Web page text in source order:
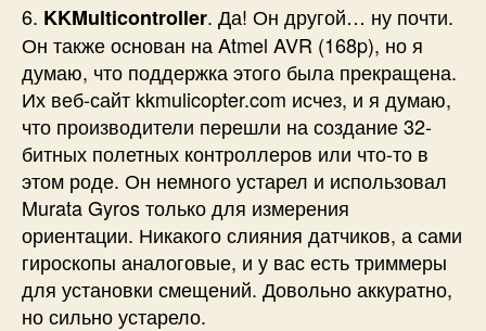
6. KKMulticontroller. Да! Он другой… ну почти.
Он также основан на Atmel AVR (168p), но я
думаю, что поддержка этого была прекращена.
Их веб-сайт kkmulicopter.com исчез, и я думаю,
что производители перешли на создание 32-
битных полетных контроллеров или что-то в
этом роде. Он немного устарел и использовал
Murata Gyros только для измерения
ориентации. Никакого слияния датчиков, а сами
гироскопы аналоговые, и у вас есть триммеры
для установки смещений. Довольно аккуратно,
но сильно устарело.